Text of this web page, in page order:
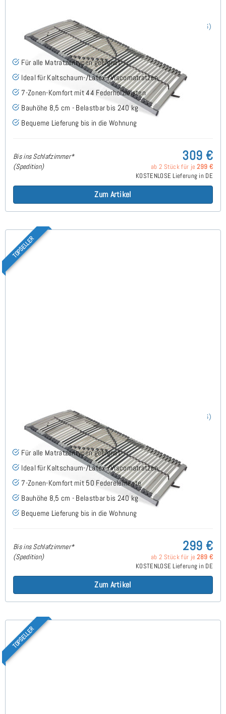
Nimbo 44 NV - Lattenrost 120x200 cm (186)
Für alle Matratzentypen geeignet
Ideal für Kaltschaum-/Latex-/Viscomatratzen
7-Zonen-Komfort mit 44 Federholzleisten
Bauhöhe 8,5 cm - Belastbar bis 240 kg
Bequeme Lieferung bis in die Wohnung
Bis ins Schlafzimmer*
(Spedition)
309 €
ab 2 Stück für je299 €
KOSTENLOSE Lieferung in DE
Zum Artikel
TOPSELLER
Nimbo 44 NV - Lattenrost 110x220 cm (186)
Für alle Matratzentypen geeignet
Ideal für Kaltschaum-/Latex-/Viscomatratzen
7-Zonen-Komfort mit 50 Federelemente
Bauhöhe 8,5 cm - Belastbar bis 240 kg
Bequeme Lieferung bis in die Wohnung
Bis ins Schlafzimmer*
(Spedition)
299 €
ab 2 Stück für je289 €
KOSTENLOSE Lieferung in DE
Zum Artikel
TOPSELLER